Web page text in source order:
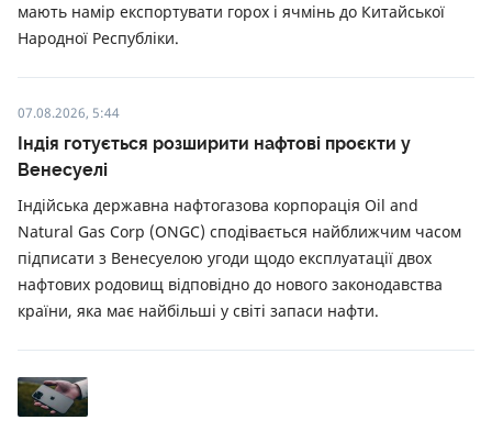
мають намір експортувати горох і ячмінь до Китайської
Народної Республіки.
07.08.2026, 5:44
Індія готується розширити нафтові проєкти у
Венесуелі
Індійська державна нафтогазова корпорація Oil and
Natural Gas Corp (ONGC) сподівається найближчим часом
підписати з Венесуелою угоди щодо експлуатації двох
нафтових родовищ відповідно до нового законодавства
країни, яка має найбільші у світі запаси нафти.